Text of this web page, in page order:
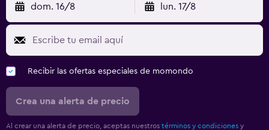
dom. 16/8 lun. 17/8
Recibir las ofertas especiales de momondo
Crea una alerta de precio
Al crear una alerta de precio, aceptas nuestros términos y condiciones y